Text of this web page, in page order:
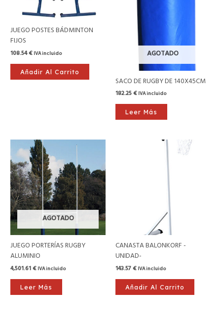
JUEGO POSTES BÁDMINTON
FIJOS
108.54€ IVA incluido
Añadir Al Carrito
AGOTADO
SACO DE RUGBY DE 140X45CM
182.25€ IVA incluido
Leer Más
AGOTADO
JUEGO PORTERÍAS RUGBY
ALUMINIO
4,501.61€ IVA incluido
Leer Más
CANASTA BALONKORF -
UNIDAD-
143.57€ IVA incluido
Añadir Al Carrito